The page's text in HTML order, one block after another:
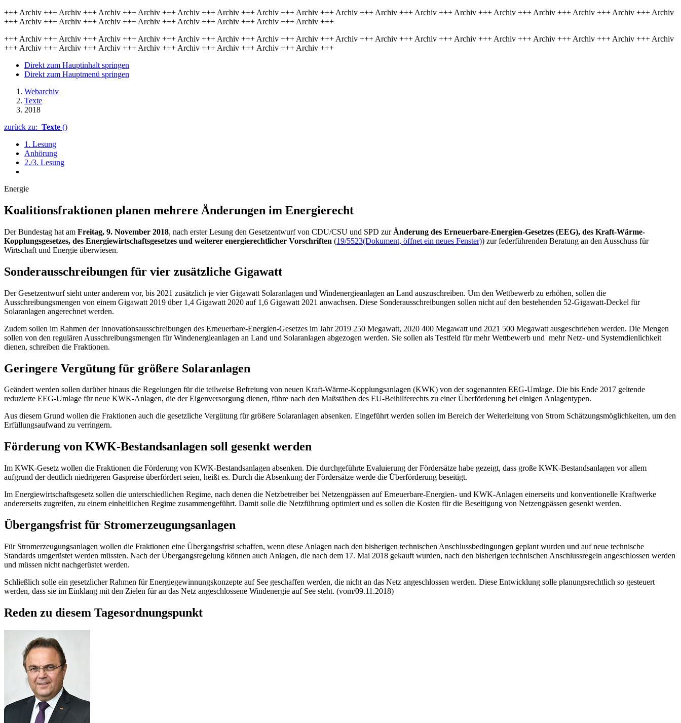
+++ Archiv +++ Archiv +++ Archiv +++ Archiv +++ Archiv +++ Archiv +++ Archiv +++ Archiv +++ Archiv +++ Archiv +++ Archiv +++ Archiv +++ Archiv +++ Archiv +++ Archiv +++ Archiv +++ Archiv
+++ Archiv +++ Archiv +++ Archiv +++ Archiv +++ Archiv +++ Archiv +++ Archiv +++ Archiv +++
+++ Archiv +++ Archiv +++ Archiv +++ Archiv +++ Archiv +++ Archiv +++ Archiv +++ Archiv +++ Archiv +++ Archiv +++ Archiv +++ Archiv +++ Archiv +++ Archiv +++ Archiv +++ Archiv +++ Archiv
+++ Archiv +++ Archiv +++ Archiv +++ Archiv +++ Archiv +++ Archiv +++ Archiv +++ Archiv +++
Direkt zum Hauptinhalt springen
Direkt zum Hauptmenü springen
Webarchiv
Texte
2018
zurück zu: Texte ()
1. Lesung
Anhörung
2./3. Lesung
Energie
Koalitionsfrak­tionen planen meh­rere Ände­rungen im Energie­recht
Der Bundestag hat am Freitag, 9. November 2018, nach erster Lesung den Gesetzentwurf von CDU/CSU und SPD zurÄnderung des Erneuerbare-Energien-Gesetzes (EEG), des Kraft-Wärme-
Kopplungsgesetzes, des Energiewirtschaftsgesetzes und weiterer energierechtlicher Vorschriften (19/5523(Dokument, öffnet ein neues Fenster)) zur federführenden Beratung an den Ausschuss für
Wirtschaft und Energie überwiesen.
Sonderausschreibungen für vier zusätzliche Gigawatt
Der Gesetzentwurf sieht unter anderem vor, bis 2021 zusätzlich je vier Gigawatt Solaranlagen und Windenergieanlagen an Land auszuschreiben. Um den Wettbewerb zu erhöhen, sollen die
Ausschreibungsmengen von einem Gigawatt 2019 über 1,4 Gigawatt 2020 auf 1,6 Gigawatt 2021 anwachsen. Diese Sonderausschreibungen sollen nicht auf den bestehenden 52-Gigawatt-Deckel für
Solaranlagen angerechnet werden.
Zudem sollen im Rahmen der Innovationsausschreibungen des Erneuerbare-Energien-Gesetzes im Jahr 2019 250 Megawatt, 2020 400 Megawatt und 2021 500 Megawatt ausgeschrieben werden. Die Mengen
sollen von den regulären Ausschreibungsmengen für Windenergieanlagen an Land und Solaranlagen abgezogen werden. Sie sollen als Testfeld für mehr Wettbewerb und mehr Netz- und Systemdienlichkeit
dienen, schreiben die Fraktionen.
Geringere Vergütung für größere Solaranlagen
Geändert werden sollen darüber hinaus die Regelungen für die teilweise Befreiung von neuen Kraft-Wärme-Kopplungsanlagen (KWK) von der sogenannten EEG-Umlage. Die bis Ende 2017 geltende
reduzierte EEG-Umlage für neue KWK-Anlagen, die der Eigenversorgung dienen, führe nach den Maßstäben des EU-Beihilferechts zu einer Überförderung bei einigen Anlagentypen.
Aus diesem Grund wollen die Fraktionen auch die gesetzliche Vergütung für größere Solaranlagen absenken. Eingeführt werden sollen im Bereich der Weiterleitung von Strom Schätzungsmöglichkeiten, um den
Erfüllungsaufwand zu verringern.
Förderung von KWK-Bestandsanlagen soll gesenkt werden
Im KWK-Gesetz wollen die Fraktionen die Förderung von KWK-Bestandsanlagen absenken. Die durchgeführte Evaluierung der Fördersätze habe gezeigt, dass große KWK-Bestandsanlagen vor allem
aufgrund der deutlich niedrigeren Gaspreise überfördert seien, heißt es. Durch die Absenkung der Fördersätze werde die Überförderung beseitigt.
Im Energiewirtschaftsgesetz sollen die unterschiedlichen Regime, nach denen die Netzbetreiber bei Netzengpässen auf Erneuerbare-Energien- und KWK-Anlagen einerseits und konventionelle Kraftwerke
andererseits zugreifen, zu einem einheitlichen Regime zusammengeführt. Damit solle die Netzführung optimiert und es sollen die Kosten für die Beseitigung von Netzengpässen gesenkt werden.
Übergangsfrist für Stromerzeugungsanlagen
Für Stromerzeugungsanlagen wollen die Fraktionen eine Übergangsfrist schaffen, wenn diese Anlagen nach den bisherigen technischen Anschlussbedingungen geplant wurden und auf neue technische
Standards umgerüstet werden müssten. Nach der Übergangsregelung können auch Anlagen, die nach dem 17. Mai 2018 gekauft wurden, nach den bisherigen technischen Anschlussregeln angeschlossen werden
und müssen nicht nachgerüstet werden.
Schließlich solle ein gesetzlicher Rahmen für Energiegewinnungskonzepte auf See geschaffen werden, die nicht an das Netz angeschlossen werden. Diese Entwicklung solle planungsrechtlich so gesteuert
werden, dass sie im Einklang mit den Zielen für an das Netz angeschlossene Windenergie auf See steht. (vom/09.11.2018)
Reden zu diesem Tagesordnungspunkt